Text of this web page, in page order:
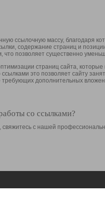
ссылочную массу, благодаря
содержание страниц и
позволяет существенно
страниц сайта,
это позволяет сайту
дополнительных
со ссылками?
свяжитесь с нашей